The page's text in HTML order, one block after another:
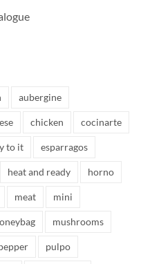
aubergine
chicken cocinarte
to it esparragos
heat and ready horno
meat mini
mushrooms
pulpo